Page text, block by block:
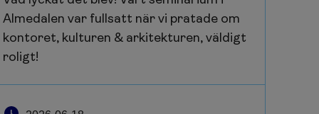
Almedalen var fullsatt när vi pratade om
kontoret, kulturen & arkitekturen, väldigt
roligt!